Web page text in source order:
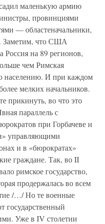
маленькую армию
провинциями
— областеначальники,
Заметим, что США
Россия на 89 регионов,
чем Римская
населению. И при каждом
мелких начальников.
прикинуть, во что это
параллель с
при Горбачеве и
управляющими
и в «бюрократах»
граждане. Так, во II
римское государство,
продержалась во всем
/…/ Но те военные
государственный
Уже в IV столетии